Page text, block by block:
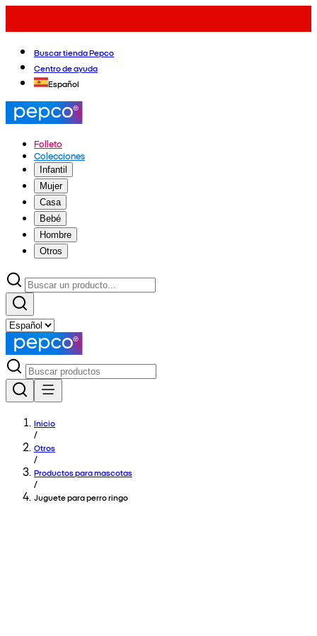
Buscar tienda Pepco
Centro de ayuda
Español
Folleto
Colecciones
Infantil
Mujer
Casa
Bebé
Hombre
Otros
Inicio
/
Otros
/
Productos para mascotas
/
Juguete para perro ringo